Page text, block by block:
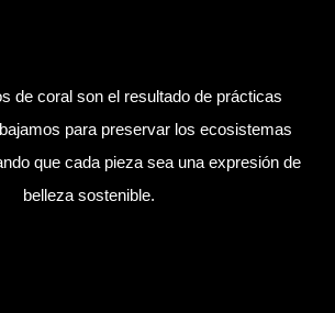
de coral son el resultado de prácticas
para preservar los ecosistemas
que cada pieza sea una expresión de
belleza sostenible.